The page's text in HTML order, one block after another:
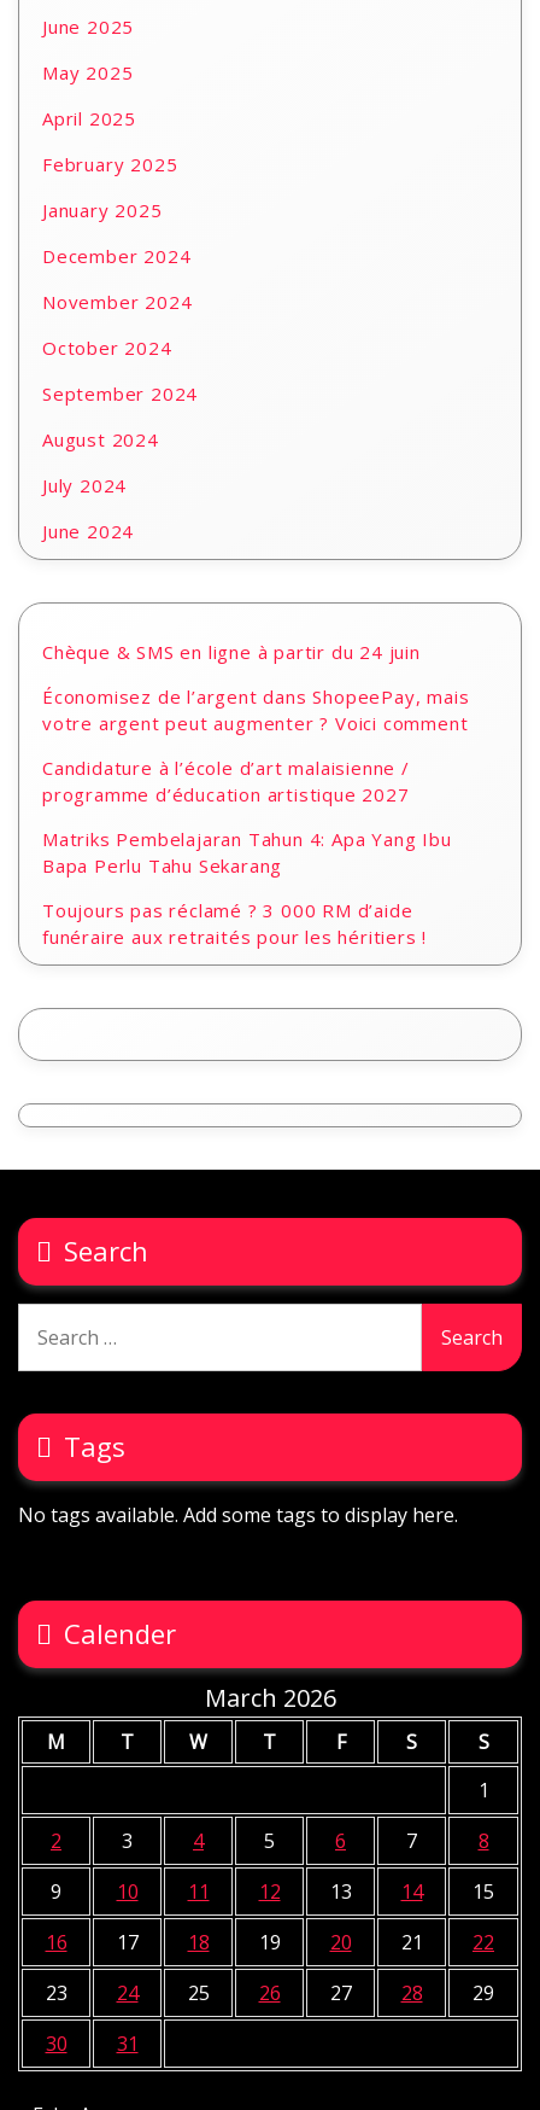
June 2025
May 2025
April 2025
February 2025
January 2025
December 2024
November 2024
October 2024
September 2024
August 2024
July 2024
June 2024
Chèque & SMS en ligne à partir du 24 juin
Économisez de l’argent dans ShopeePay, mais
votre argent peut augmenter ? Voici comment
Candidature à l’école d’art malaisienne /
programme d’éducation artistique 2027
Matriks Pembelajaran Tahun 4: Apa Yang Ibu
Bapa Perlu Tahu Sekarang
Toujours pas réclamé ? 3 000 RM d’aide
funéraire aux retraités pour les héritiers !
Search
for:
Tags
No tags available. Add some tags to display here.
Calender
March 2026
M T W T F S
S
1
2
3 4 5 6 7
8
9
10 11 12 13 14
15
16
17 18 19 20 21
22
23
24 25 26 27 28
29
30
31